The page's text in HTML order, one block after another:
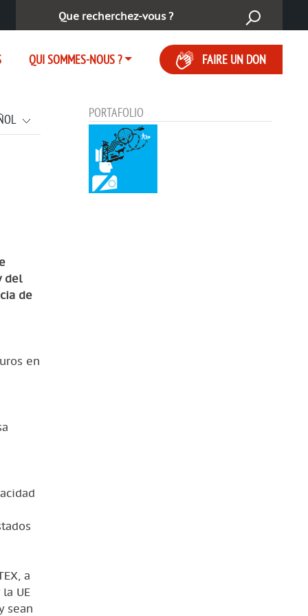
QUI SOMMES-NOUS ? FAIRE UN DON
Rechercher :
del
de
en
a
UE
sean
PORTAFOLIO